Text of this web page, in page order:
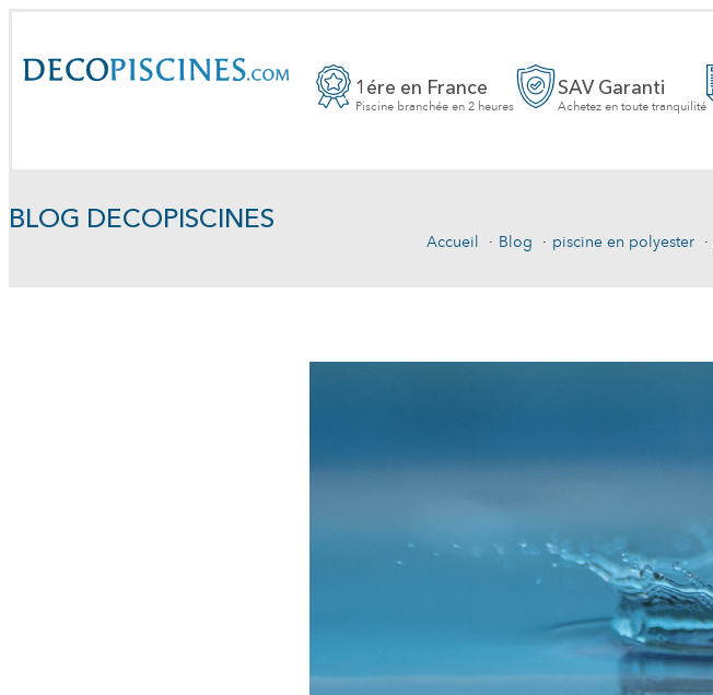
1ére en France
Piscine branchée en 2 heures
SAV Garanti
Achetez en toute tranquilité
BLOG DECOPISCINES
Accueil Blog piscine en polyester